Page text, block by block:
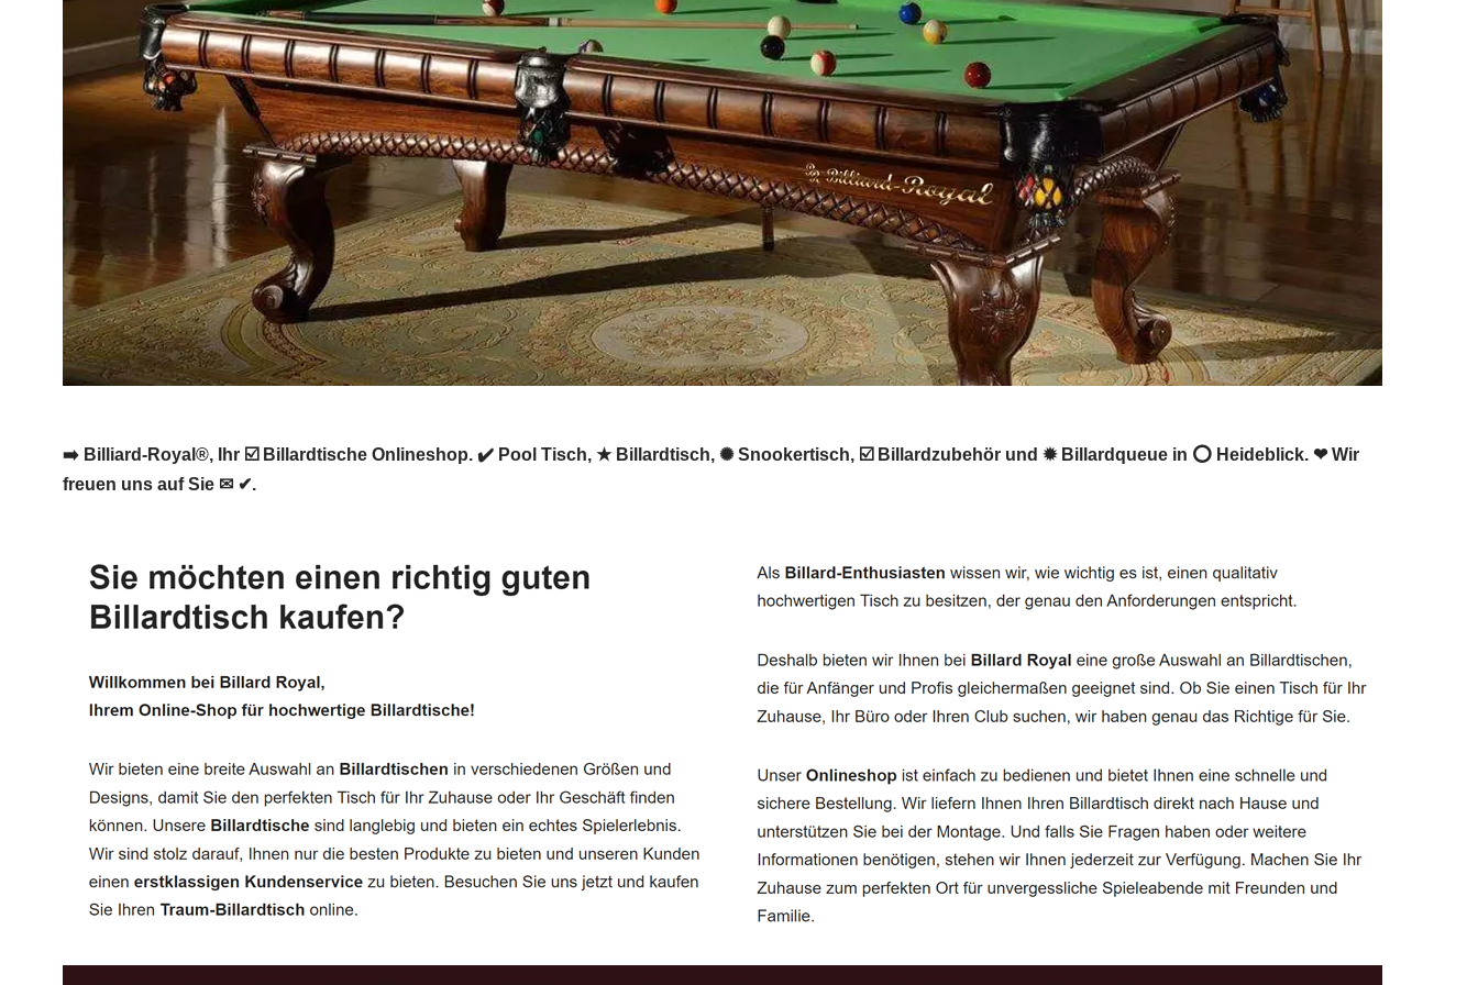
➡️ Billiard-Royal®, Ihr ☑️ Billardtische Onlineshop. ✔️ Pool Tisch, ★ Billardtisch, ✺ Snookertisch, ☑️ Billardzubehör und ✹ Billardqueue in ⭕ Heideblick. ❤ Wir
freuen uns auf Sie ✉ ✔.